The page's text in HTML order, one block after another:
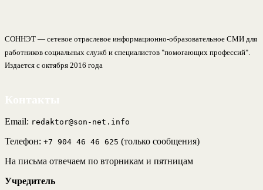
СОННЭТ — сетевое отраслевое информационно-образовательное СМИ для
работников социальных служб и специалистов "помогающих профессий".
Издается с октября 2016 года
Email: redaktor@son-net.info
Телефон: +7 904 46 46 625 (только сообщения)
На письма отвечаем по вторникам и пятницам
Учредитель